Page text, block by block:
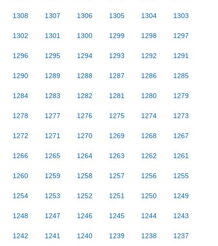
1308 1307 1306 1305 1304 1303
1302 1301 1300 1299 1298 1297
1296 1295 1294 1293 1292 1291
1290 1289 1288 1287 1286 1285
1284 1283 1282 1281 1280 1279
1278 1277 1276 1275 1274 1273
1272 1271 1270 1269 1268 1267
1266 1265 1264 1263 1262 1261
1260 1259 1258 1257 1256 1255
1254 1253 1252 1251 1250 1249
1248 1247 1246 1245 1244 1243
1242 1241 1240 1239 1238 1237